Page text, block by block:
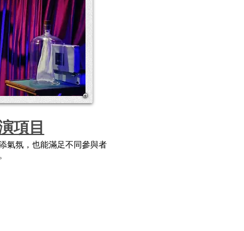
項目
氣氛，也能滿足不同參與者